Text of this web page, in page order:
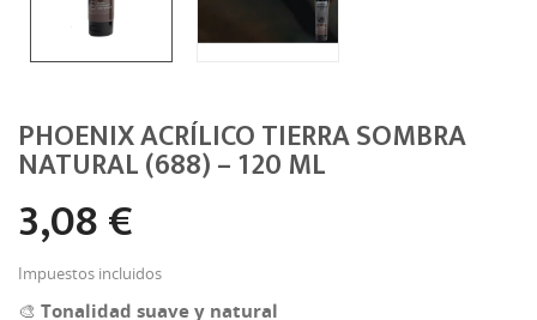
PHOENIX ACRÍLICO TIERRA SOMBRA
NATURAL (688) – 120 ML
3,08 €
Impuestos incluidos
🎨 Tonalidad suave y natural